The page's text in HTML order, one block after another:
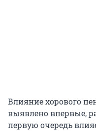
Влияние хорового
выявлено впервые,
первую очередь